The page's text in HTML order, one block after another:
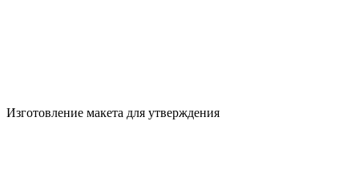
Изготовление макета для утверждения